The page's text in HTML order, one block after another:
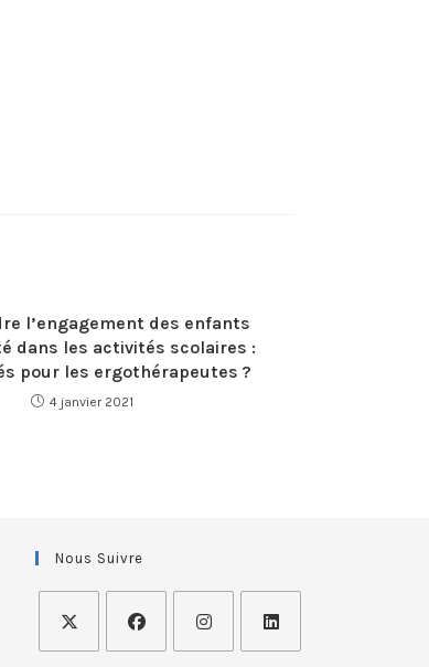
l’engagement des enfants
dans les activités scolaires :
pour les ergothérapeutes ?
4 janvier 2021
Nous Suivre